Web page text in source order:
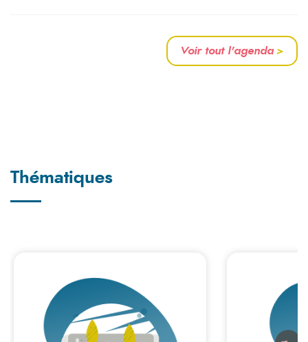
Voir tout l'agenda>
Thématiques